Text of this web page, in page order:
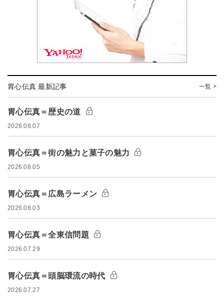
胃心伝真 最新記事 一覧 >
胃心伝真＝歴史の道
2026.08.07
胃心伝真＝街の魅力と菓子の魅力
2026.08.05
胃心伝真＝広島ラーメン
2026.08.03
胃心伝真＝全東信問題
2026.07.29
胃心伝真＝頭脳環流の時代
2026.07.27